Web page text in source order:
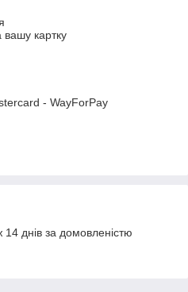
вашу картку
- WayForPay
днів за домовленістю